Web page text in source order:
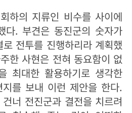
하의 지류인 비수를 사이에
다. 부견은 동진군의 숫자가
전투를 진행하리라 계획했
한 사현은 전혀 동요함이 없
최대한 활용하기로 생각한
를 보내 이런 제안을 한다.
너 전진군과 결전을 치르려